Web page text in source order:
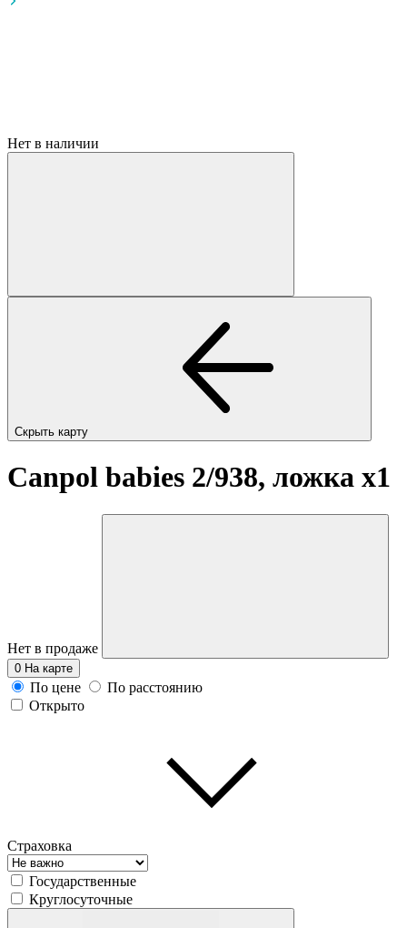
Нет в наличии
Скрыть карту
Canpol babies 2/938, ложка x1
Нет в продаже
0 На карте
По цене
По расстоянию
Открыто
Страховка
Государственные
Круглосуточные